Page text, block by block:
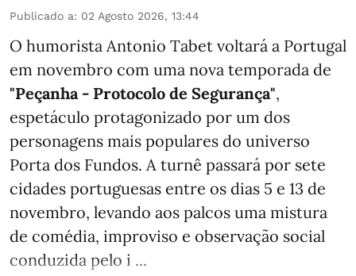
Publicado a: 02 Agosto 2026, 13:44
O humorista Antonio Tabet voltará a Portugal
em novembro com uma nova temporada de
"Peçanha - Protocolo de Segurança",
espetáculo protagonizado por um dos
personagens mais populares do universo
Porta dos Fundos. A turnê passará por sete
cidades portuguesas entre os dias 5 e 13 de
novembro, levando aos palcos uma mistura
de comédia, improviso e observação social
conduzida pelo i ...